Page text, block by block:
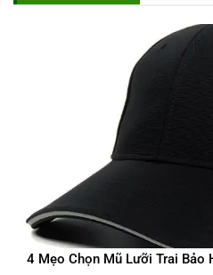
4 Mẹo Chọn Mũ Lưỡi Trai Bảo